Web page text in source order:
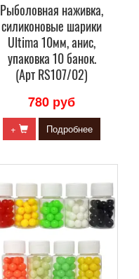
Рыболовная наживка,
силиконовые шарики
Ultima 10мм, анис,
упаковка 10 банок.
(Арт RS107/02)
780 руб
+ Подробнее